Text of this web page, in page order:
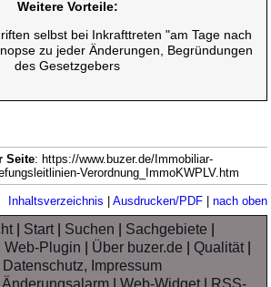
Weitere Vorteile:
selbst bei Inkrafttreten "am Tage nach
zu jeder Änderungen, Begründungen
des Gesetzgebers
Seite: https://www.buzer.de/Immobiliar-
Verordnung_ImmoKWPLV.htm
Inhaltsverzeichnis Ausdrucken/PDF| nach oben
| Start| Suchen Sachgebiete
Web-Plugin Über buzer.de |Qualität|
Datenschutz, Impressum